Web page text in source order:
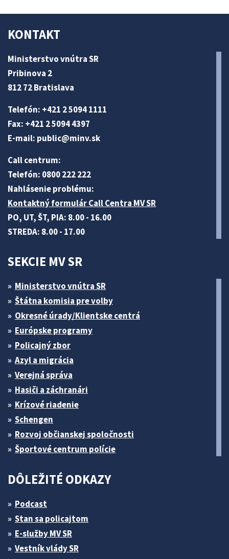
KONTAKT
Ministerstvo vnútra SR
Pribinova 2
812 72 Bratislava
Telefón: +421 2 5094 1111
Fax: +421 2 5094 4397
E-mail: public@minv.sk
Call centrum:
Telefón: 0800 222 222
Nahlásenie problému:
Kontaktný formulár Call Centra MV SR
PO, UT, ŠT, PIA: 8.00 - 16.00
STREDA: 8.00 - 17.00
SEKCIE MV SR
Ministerstvo vnútra SR
Štátna komisia pre volby
Okresné úrady/Klientske centrá
Európske programy
Policajný zbor
Azyl a migrácia
Verejná správa
Hasiči a záchranári
Krízové riadenie
Schengen
Rozvoj občianskej spoločnosti
Športové centrum polície
DÔLEŽITÉ ODKAZY
Podcast
Stan sa policajtom
E-služby MV SR
Vestník vlády SR